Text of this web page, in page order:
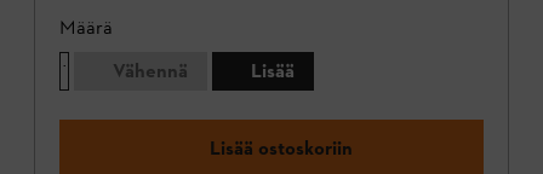
Määrä
Vähennä
Lisää
Lisää ostoskoriin